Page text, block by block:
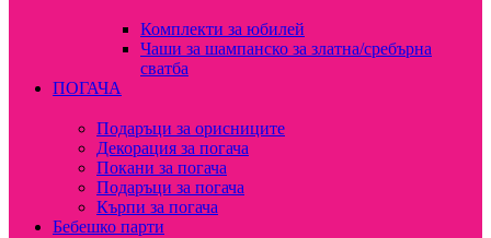
Комплекти за юбилей
Чаши за шампанско за златна/сребърна
сватба
ПОГАЧА
Подаръци за орисниците
Декорация за погача
Покани за погача
Подаръци за погача
Кърпи за погача
Бебешко парти